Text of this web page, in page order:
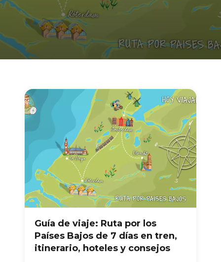
Guía de viaje: Ruta por los
Países Bajos de 7 días en tren,
itinerario, hoteles y consejos